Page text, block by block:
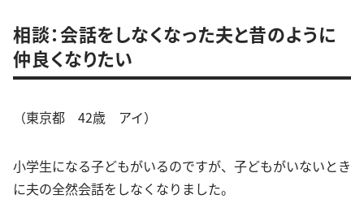
相談：会話をしなくなった夫と昔のように
仲良くなりたい
（東京都 42歳 アイ）
小学生になる子どもがいるのですが、子どもがいないとき
に夫の全然会話をしなくなりました。